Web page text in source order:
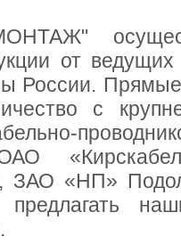
от
России.
с
ОАО
ЗАО «НП»
предлагать